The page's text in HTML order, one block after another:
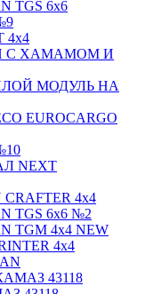
6х6
4x4
С ХАМАМОМ И
МОДУЛЬ НА
EUROCARGO
NEXT
4х4
6х6 №2
4x4 NEW
4x4
43118